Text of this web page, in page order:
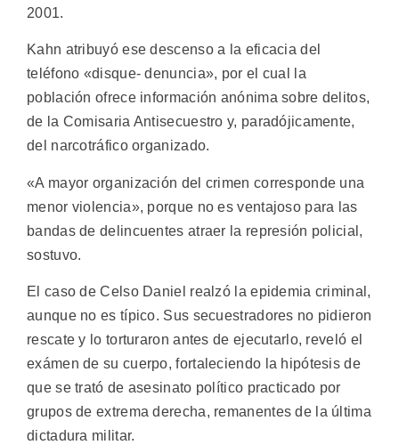
2001.
Kahn atribuyó ese descenso a la eficacia del
teléfono «disque- denuncia», por el cual la
población ofrece información anónima sobre delitos,
de la Comisaria Antisecuestro y, paradójicamente,
del narcotráfico organizado.
«A mayor organización del crimen corresponde una
menor violencia», porque no es ventajoso para las
bandas de delincuentes atraer la represión policial,
sostuvo.
El caso de Celso Daniel realzó la epidemia criminal,
aunque no es típico. Sus secuestradores no pidieron
rescate y lo torturaron antes de ejecutarlo, reveló el
exámen de su cuerpo, fortaleciendo la hipótesis de
que se trató de asesinato político practicado por
grupos de extrema derecha, remanentes de la última
dictadura militar.